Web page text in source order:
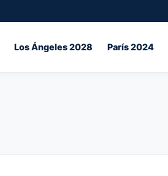
Los Ángeles 2028 París 2024